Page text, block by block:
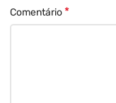
Comentário *